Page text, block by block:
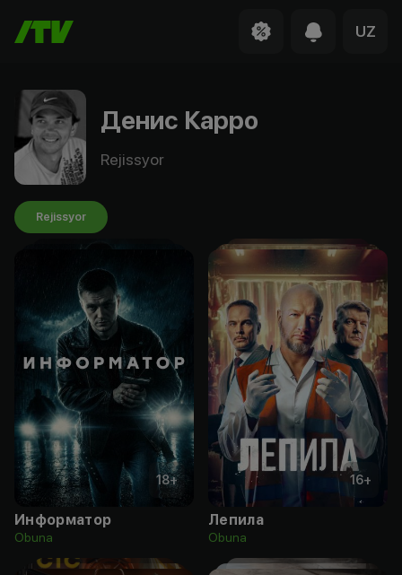
UZ
Денис Карро
Rejissyor
Rejissyor
18+
Информатор
Obuna
16+
Лепила
Obuna